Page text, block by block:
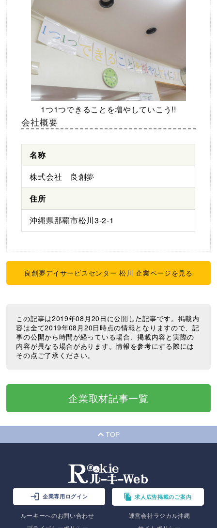
1つ1つできることを増やしていこう!!
会社概要
名称
株式会社 良創夢
住所
沖縄県那覇市松川3-2-1
良創夢デイサービスセンター 松川 企業ページを見る
この記事は2019年08月20日に公開した記事です。掲載内
容は全て2019年08月20日時点の情報となりますので、記
事の公開から時間が経っている場合、掲載内容と実際の
内容が異なる場合があります。情報を参考にする際には
その点ご了承ください。
企業取材記事一覧
TOP
企業専用ログイン 求人広告掲載のご案内
ルーキーへのお問い合わせ
運営会社ラジカル沖縄